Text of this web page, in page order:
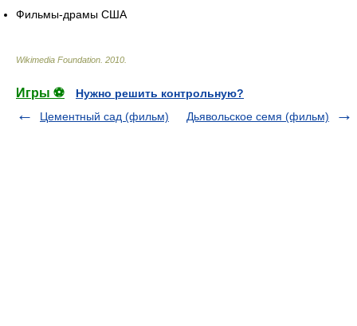
Фильмы-драмы США
Wikimedia Foundation 2010
Игры ⚽
Нужно решить контрольную?
Цементный сад (фильм)
Дьявольское семя (фильм)